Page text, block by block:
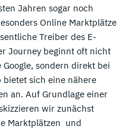
Jahren sogar noch
Online Marktplätze
Treiber des E-
Journey beginnt oft nicht
sondern direkt bei
sich eine nähere
an. Auf Grundlage einer
wir zunächst
Marktplätzen und